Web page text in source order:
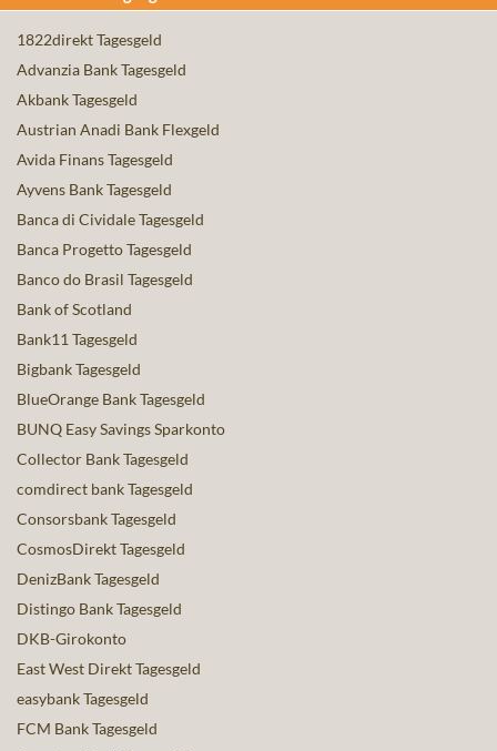
1822direkt Tagesgeld
Advanzia Bank Tagesgeld
Akbank Tagesgeld
Austrian Anadi Bank Flexgeld
Avida Finans Tagesgeld
Ayvens Bank Tagesgeld
Banca di Cividale Tagesgeld
Banca Progetto Tagesgeld
Banco do Brasil Tagesgeld
Bank of Scotland
Bank11 Tagesgeld
Bigbank Tagesgeld
BlueOrange Bank Tagesgeld
BUNQ Easy Savings Sparkonto
Collector Bank Tagesgeld
comdirect bank Tagesgeld
Consorsbank Tagesgeld
CosmosDirekt Tagesgeld
DenizBank Tagesgeld
Distingo Bank Tagesgeld
DKB-Girokonto
East West Direkt Tagesgeld
easybank Tagesgeld
FCM Bank Tagesgeld